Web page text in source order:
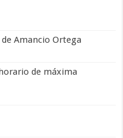
Amancio Ortega
de máxima